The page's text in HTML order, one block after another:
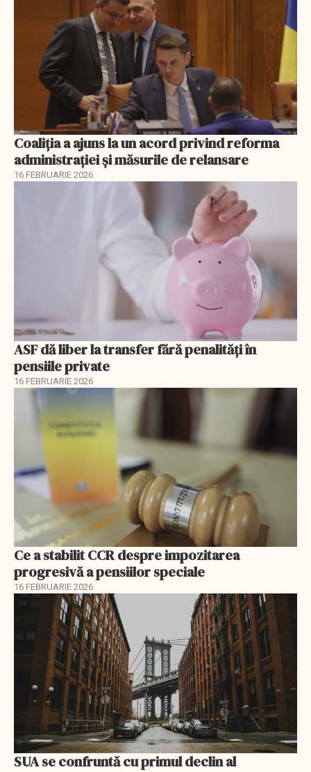
Coaliția a ajuns la un acord privind reforma
administrației și măsurile de relansare
16 FEBRUARIE 2026
ASF dă liber la transfer fără penalități în
pensiile private
16 FEBRUARIE 2026
Ce a stabilit CCR despre impozitarea
progresivă a pensiilor speciale
16 FEBRUARIE 2026
SUA se confruntă cu primul declin al